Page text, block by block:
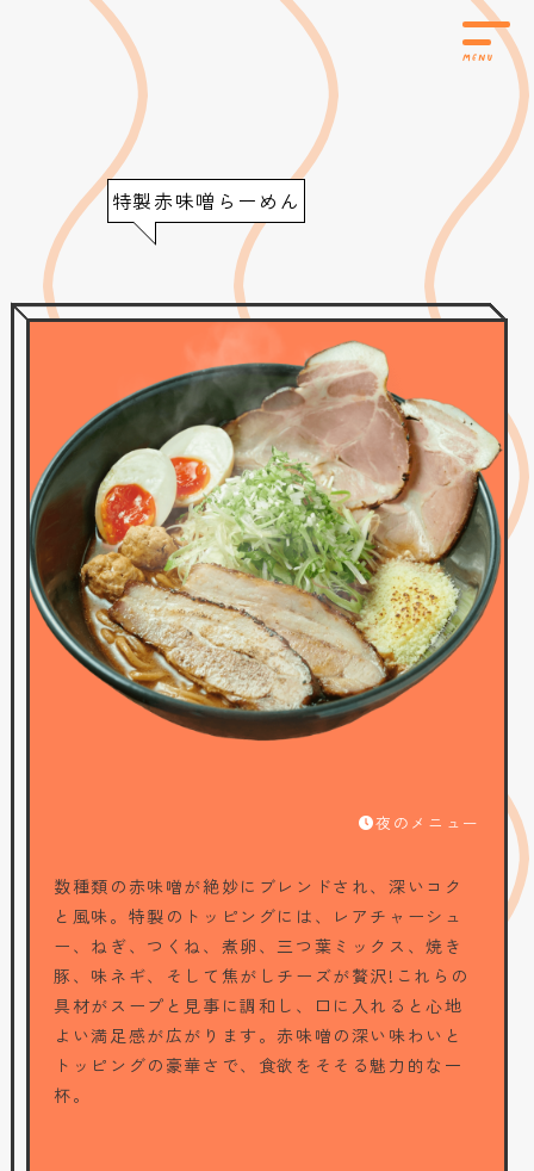
特製赤味噌らーめん
夜のメニュー
数種類の赤味噌が絶妙にブレンドされ、深いコク
と風味。特製のトッピングには、レアチャーシュ
ー、ねぎ、つくね、煮卵、三つ葉ミックス、焼き
豚、味ネギ、そして焦がしチーズが贅沢!これらの
具材がスープと見事に調和し、口に入れると心地
よい満足感が広がります。赤味噌の深い味わいと
トッピングの豪華さで、食欲をそそる魅力的な一
杯。